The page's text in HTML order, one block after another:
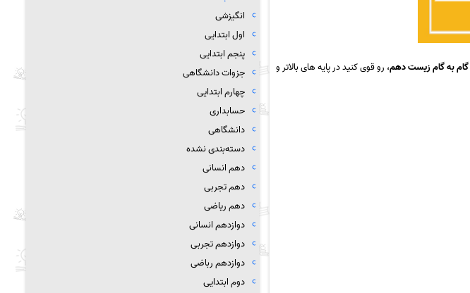
گام به گام زیست دهم، رو قوی کنید در پایه های بالاتر و
انگیزشی
اول ابتدایی
پنجم ابتدایی
جزوات دانشگاهی
چهارم ابتدایی
حسابداری
دانشگاهی
دسته‌بندی نشده
دهم انسانی
دهم تجربی
دهم ریاضی
دوازدهم انسانی
دوازدهم تجربی
دوازدهم رباضی
دوم ابتدایی